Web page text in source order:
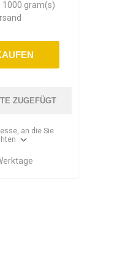
1000 gram(s)
ZUGEFÜGT
an die Sie